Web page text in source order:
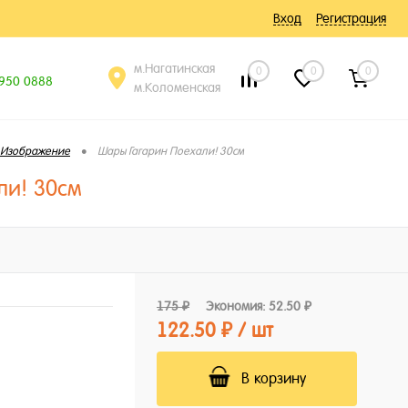
Вход Регистрация
0888
м.Нагатинская
м.Коломенская
0 0 0
Изображение • Шары Гагарин Поехали! 30см
30см
175 ₽ Экономия: 52.50 ₽
122.50 ₽ / шт
В корзину